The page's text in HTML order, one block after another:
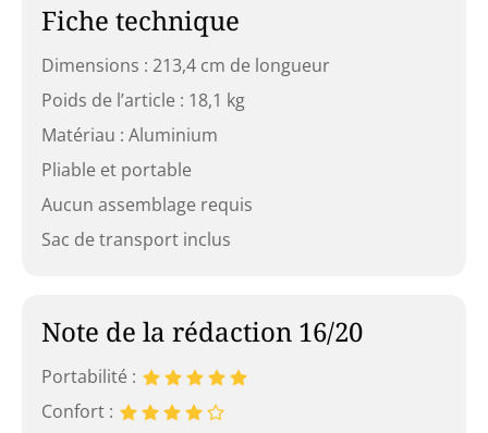
Fiche technique
Dimensions : 213,4 cm de longueur
Poids de l’article : 18,1 kg
Matériau : Aluminium
Pliable et portable
Aucun assemblage requis
Sac de transport inclus
Note de la rédaction 16/20
Portabilité :
Confort :